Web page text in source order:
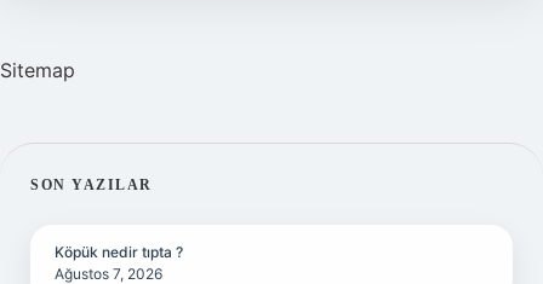
Sitemap
SIDEBAR
SON YAZILAR
Köpük nedir tıpta ?
Ağustos 7, 2026